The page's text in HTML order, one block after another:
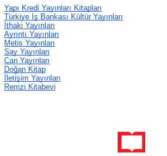
Yapı Kredi Yayınları Kitapları
Türkiye İş Bankası Kültür Yayınları
İthaki Yayınları
Ayrıntı Yayınları
Metis Yayınları
Say Yayınları
Can Yayınları
Doğan Kitap
İletişim Yayınları
Remzi Kitabevi